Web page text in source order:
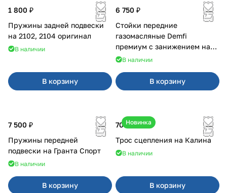
1 800 ₽
Пружины задней подвески
на 2102, 2104 оригинал
В наличии
В корзину
6 750 ₽
Стойки передние
газомасляные Demfi
премиум с занижением на
2110В наличии
В корзину
7 500 ₽
Пружины передней
подвески на Гранта Спорт
В наличии
В корзину
Новинка
700 ₽
Трос сцепления на Калина
В наличии
В корзину